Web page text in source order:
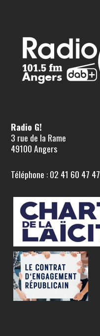
Radio G!
3 rue de la Rame
49100 Angers
Téléphone : 02 41 60 47 47